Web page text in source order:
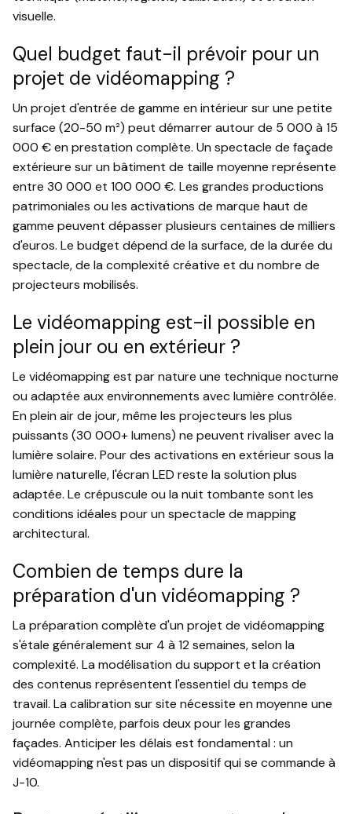
visuelle.
Quel budget faut-il prévoir pour un
projet de vidéomapping ?
Un projet d'entrée de gamme en intérieur sur une petite
surface (20-50 m²) peut démarrer autour de 5 000 à 15
000 € en prestation complète. Un spectacle de façade
extérieure sur un bâtiment de taille moyenne représente
entre 30 000 et 100 000 €. Les grandes productions
patrimoniales ou les activations de marque haut de
gamme peuvent dépasser plusieurs centaines de milliers
d'euros. Le budget dépend de la surface, de la durée du
spectacle, de la complexité créative et du nombre de
projecteurs mobilisés.
Le vidéomapping est-il possible en
plein jour ou en extérieur ?
Le vidéomapping est par nature une technique nocturne
ou adaptée aux environnements avec lumière contrôlée.
En plein air de jour, même les projecteurs les plus
puissants (30 000+ lumens) ne peuvent rivaliser avec la
lumière solaire. Pour des activations en extérieur sous la
lumière naturelle, l'écran LED reste la solution plus
adaptée. Le crépuscule ou la nuit tombante sont les
conditions idéales pour un spectacle de mapping
architectural.
Combien de temps dure la
préparation d'un vidéomapping ?
La préparation complète d'un projet de vidéomapping
s'étale généralement sur 4 à 12 semaines, selon la
complexité. La modélisation du support et la création
des contenus représentent l'essentiel du temps de
travail. La calibration sur site nécessite en moyenne une
journée complète, parfois deux pour les grandes
façades. Anticiper les délais est fondamental : un
vidéomapping n'est pas un dispositif qui se commande à
J-10.